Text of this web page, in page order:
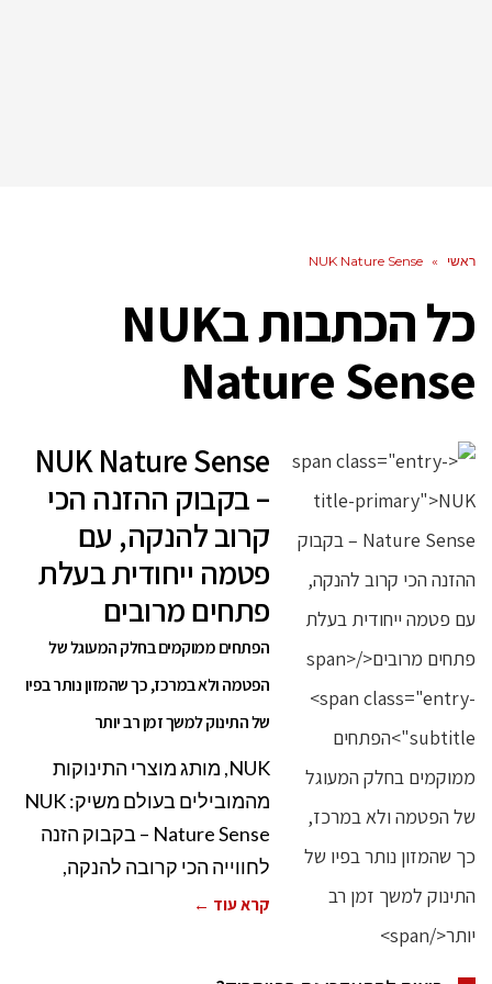
ראשי »
NUK Nature Sense
כל הכתבות בNUK
Nature Sense
NUK Nature Sense
– בקבוק ההזנה הכי
קרוב להנקה, עם
פטמה ייחודית בעלת
פתחים מרובים
הפתחים ממוקמים בחלק המעוגל של
הפטמה ולא במרכז, כך שהמזון נותר בפיו
של התינוק למשך זמן רב יותר
NUK, מותג מוצרי התינוקות
מהמובילים בעולם משיק: NUK
Nature Sense – בקבוק הזנה
לחווייה הכי קרובה להנקה,
קרא עוד ←